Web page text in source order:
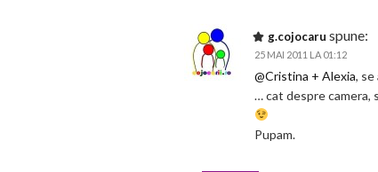
g.cojocaru spune:
25 MAI 2011 LA 01:12
@Cristina + Alexia, se
… cat despre camera,
Pupam.